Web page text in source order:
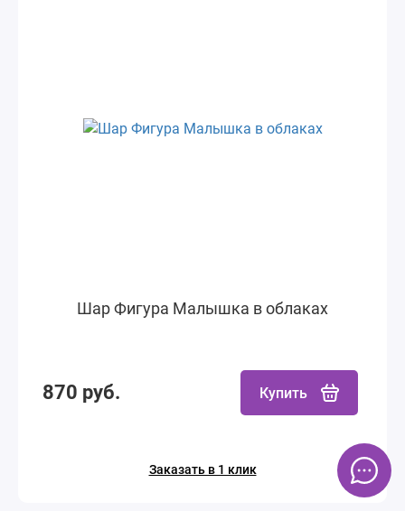
Шар Фигура Малышка в облаках
870 руб. Купить
Заказать в 1 клик